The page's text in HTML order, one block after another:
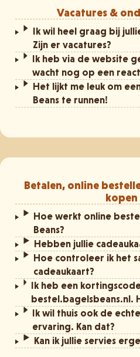
Vacatures &
Ik wil heel graag bij
Zijn er vacatures?
Ik heb via de website
wacht nog op een
Het lijkt me leuk om
Beans te runnen!
Betalen, online
kopen
Hoe werkt online
Beans?
Hebben jullie
Hoe controleer ik het
cadeaukaart?
Ik heb een
bestel.bagelsbeans.nl.
Ik wil thuis ook de
ervaring. Kan dat?
Kan ik jullie servies